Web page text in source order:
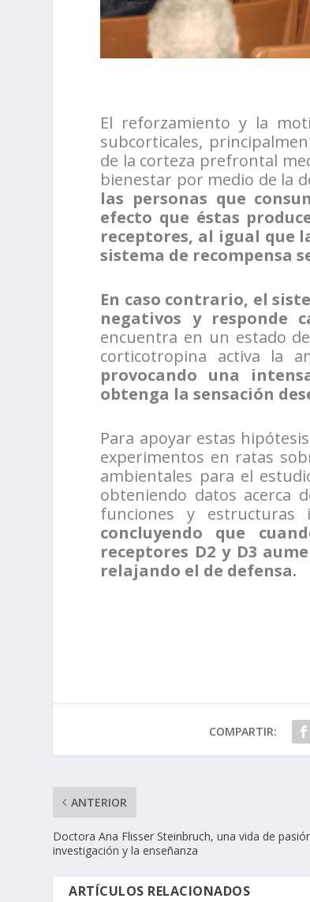
El reforzamiento y la
subcorticales,
de la corteza prefrontal
bienestar por medio de la
las personas que
efecto que éstas
receptores, al igual que
sistema de recompensa
En caso contrario, el
negativos y responde
encuentra en un estado
corticotropina activa la
provocando una
obtenga la sensación
Para apoyar estas
experimentos en ratas
ambientales para el
obteniendo datos acerca
funciones y estructuras
concluyendo que
receptores D2 y D3
relajando el de defensa.
COMPARTIR:
ANTERIOR
Doctora Ana Flisser Steinbruch, una vida de
investigación y la enseñanza
ARTÍCULOS RELACIONADOS